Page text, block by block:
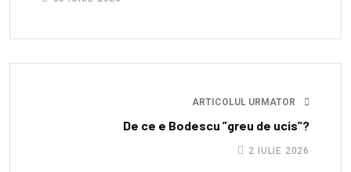
ARTICOLUL URMATOR
De ce e Bodescu ”greu de ucis”?
2 IULIE 2026